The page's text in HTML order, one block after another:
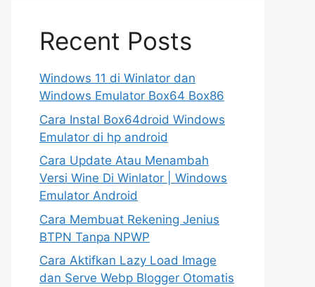
Recent Posts
Windows 11 di Winlator dan
Windows Emulator Box64 Box86
Cara Instal Box64droid Windows
Emulator di hp android
Cara Update Atau Menambah
Versi Wine Di Winlator | Windows
Emulator Android
Cara Membuat Rekening Jenius
BTPN Tanpa NPWP
Cara Aktifkan Lazy Load Image
dan Serve Webp Blogger Otomatis